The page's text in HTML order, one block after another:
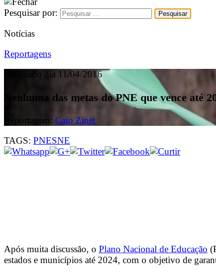
Pesquisar por:
Notícias
Reportagens
publicado dia 11/04/2016
Nenhuma das metas do PNE que vence até
Reportagem: Caio Zinet
TAGS: PNESNE
Após muita discussão, o Plano Nacional de Educação
estados e municípios até 2024, com o objetivo de